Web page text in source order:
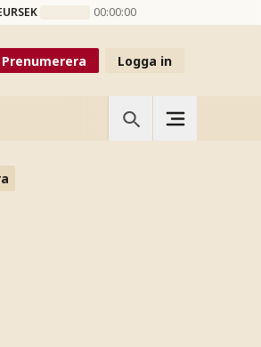
00:00:00
Prenumerera Logga in